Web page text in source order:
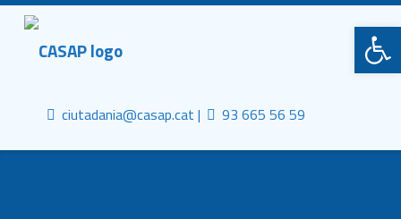
Obre la barra d'eines
ciutadania@casap.cat |
93 665 56 59
Header info sidebar